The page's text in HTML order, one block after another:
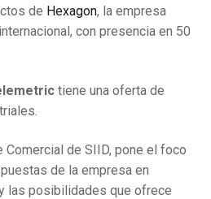
de Hexagon, la empresa
con presencia en 50
tiene una oferta de
Comercial de SIID, pone el foco
de la empresa en
las posibilidades que ofrece